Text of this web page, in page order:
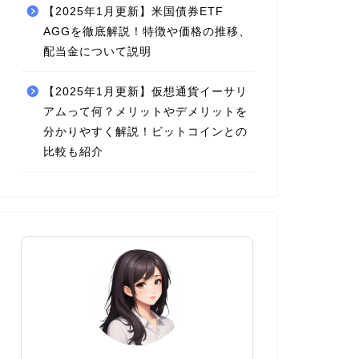
【2025年1月更新】米国債券ETF
AGGを徹底解説！特徴や価格の推移、
配当金について説明
【2025年1月更新】仮想通貨イーサリ
アムって何？メリットやデメリットを
分かりやすく解説！ビットコインとの
比較も紹介